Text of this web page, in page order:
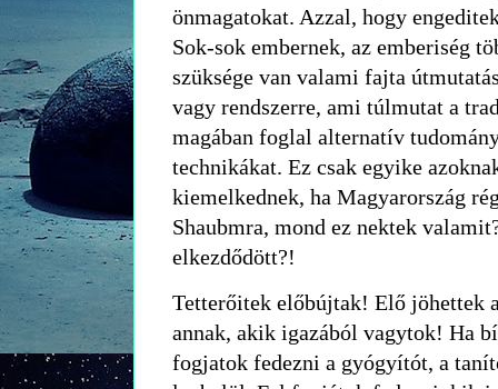
önmagatokat. Azzal, hogy
Sok-sok embernek, az emberiség
szüksége van valami fajta
vagy rendszerre, ami túlmutat a
magában foglal alternatív
technikákat. Ez csak egyike
kiemelkednek, ha Magyarország
Shaubmra, mond ez nektek
elkezdődött?!
Tetterőitek előbújtak! Elő jöhettek
annak, akik igazából vagytok! Ha
fogjatok fedezni a gyógyítót, a